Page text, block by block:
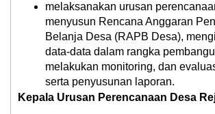
melaksanakan urusan
menyusun Rencana Anggaran
Belanja Desa (RAPB Desa),
data-data dalam rangka
melakukan monitoring, dan
serta penyusunan laporan.
Kepala Urusan Perencanaan Desa